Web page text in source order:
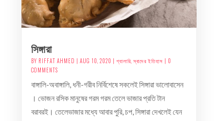
সিঙ্গারা
BY RIFFAT AHMED | AUG 10, 2020 | গ্যালারি, স্বাদের ইতিহাস | 0
COMMENTS
বাঙ্গালি-অবাঙ্গালি, ধনী-গরীব নির্বিশেষে সকলেই সিঙ্গারা ভালোবাসেন
। ভোজন রসিক মানুষের গরম গরম তেলে ভাজার প্রতি টান
বরাবরই। তেলেভাজার মধ্যে আবার পুরি, চপ, সিঙ্গারা দেখলেই যেন